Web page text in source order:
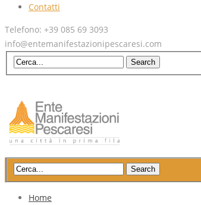
Contatti
Telefono: +39 085 69 3093
info@entemanifestazionipescaresi.com
Home